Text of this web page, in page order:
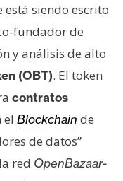
siendo escrito
fundador de
y análisis de alto
(OBT). El token
contratos
el Blockchain de
de datos”
red OpenBazaar-